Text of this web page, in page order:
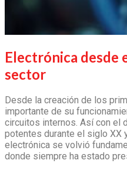
Electrónica desde
sector
Desde la creación de los
importante de su
circuitos internos. Así con el
potentes durante el siglo XX
electrónica se volvió
donde siempre ha estado